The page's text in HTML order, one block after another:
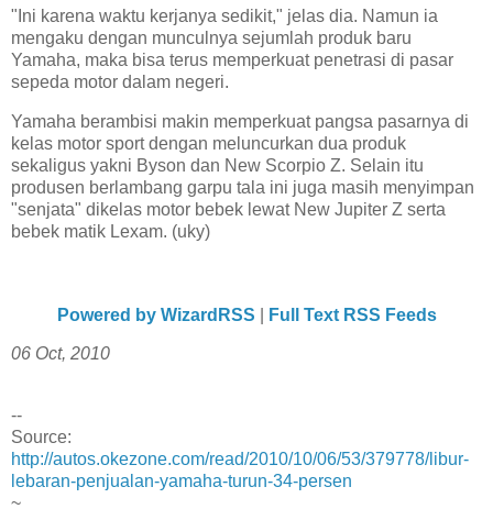
"Ini karena waktu kerjanya sedikit," jelas dia. Namun ia
mengaku dengan munculnya sejumlah produk baru
Yamaha, maka bisa terus memperkuat penetrasi di pasar
sepeda motor dalam negeri.
Yamaha berambisi makin memperkuat pangsa pasarnya di
kelas motor sport dengan meluncurkan dua produk
sekaligus yakni Byson dan New Scorpio Z. Selain itu
produsen berlambang garpu tala ini juga masih menyimpan
"senjata" dikelas motor bebek lewat New Jupiter Z serta
bebek matik Lexam. (uky)
Powered by WizardRSS Full Text RSS Feeds
06 Oct, 2010
--
Source:
http://autos.okezone.com/read/2010/10/06/53/379778/libur-
lebaran-penjualan-yamaha-turun-34-persen
~